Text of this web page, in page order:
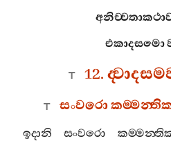
එකාදසමො
12.
සංවරො
ඉදානි සංවරො